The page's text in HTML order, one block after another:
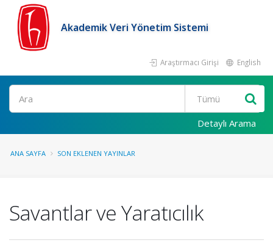
Akademik Veri Yönetim Sistemi
Araştırmacı Girişi English
Ara
Detaylı Arama
ANA SAYFA SON EKLENEN YAYINLAR
Savantlar ve Yaratıcılık